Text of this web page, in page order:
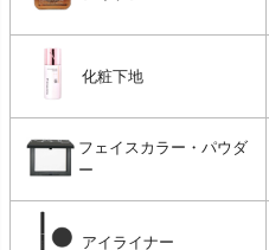
化粧下地
フェイスカラー・パウダ
ー
アイライナー